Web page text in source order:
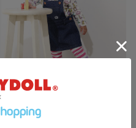
ト 9631B